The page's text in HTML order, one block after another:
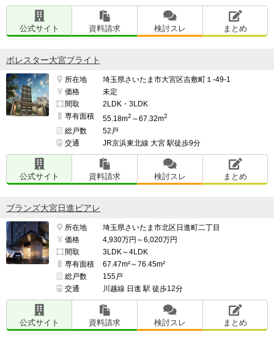
公式サイト 資料請求 検討スレ まとめ
ポレスター大宮ブライト
所在地
埼玉県さいたま市大宮区吉敷町１-49-1
価格
未定
間取
2LDK・3LDK
専有面積
55.18m2 ～67.32m2
総戸数
52戸
交通
JR京浜東北線 大宮 駅徒歩9分
公式サイト 資料請求 検討スレ まとめ
ブランズ大宮日進ビアレ
所在地
埼玉県さいたま市北区日進町二丁目
価格
4,930万円～6,020万円
間取
3LDK～4LDK
専有面積
67.47m²～76.45m²
総戸数
155戸
交通
川越線 日進 駅 徒歩12分
公式サイト 資料請求 検討スレ まとめ